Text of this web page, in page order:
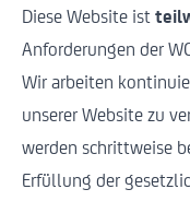
Diese Website ist
Anforderungen der
Wir arbeiten
unserer Website zu
werden schrittweise
Erfüllung der